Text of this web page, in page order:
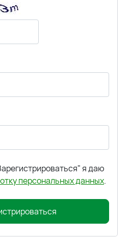
я даю
персональных данных.